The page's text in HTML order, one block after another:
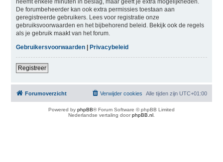
De forumbeheerder kan ook extra permissies toestaan aan
geregistreerde gebruikers. Lees voor registratie onze
gebruiksvoorwaarden en het bijbehorend beleid. Bekijk ook de regels
als je gebruik maakt van het forum.
Gebruikersvoorwaarden| Privacybeleid
Registreer
Forumoverzicht Alle tijden zijn UTC+01:00
Verwijder cookies
Powered by phpBB® Forum Software © phpBB Limited
Nederlandse vertaling doorphpBB.nl